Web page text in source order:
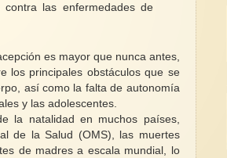
las enfermedades de
es mayor que nunca antes,
los principales obstáculos que se
así como la falta de autonomía
y las adolescentes.
la natalidad en muchos países,
de la Salud (OMS), las muertes
de madres a escala mundial, lo